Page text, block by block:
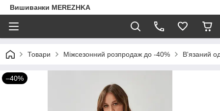
Вишиванки MEREZHKA
Товари Міжсезонний розпродаж до -40% В'язаний
–40%